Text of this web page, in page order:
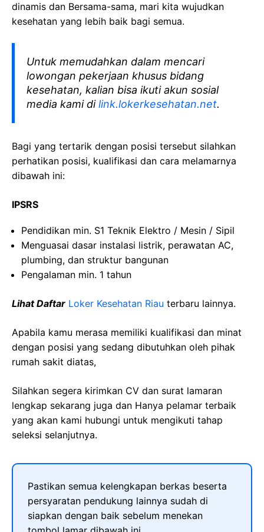
dinamis dan Bersama-sama, mari kita wujudkan
kesehatan yang lebih baik bagi semua.
Untuk memudahkan dalam mencari
lowongan pekerjaan khusus bidang
kesehatan, kalian bisa ikuti akun sosial
media kami dilink.lokerkesehatan.net.
Bagi yang tertarik dengan posisi tersebut silahkan
perhatikan posisi, kualifikasi dan cara melamarnya
dibawah ini:
IPSRS
Pendidikan min. S1 Teknik Elektro / Mesin / Sipil
Menguasai dasar instalasi listrik, perawatan AC,
plumbing, dan struktur bangunan
Pengalaman min. 1 tahun
Lihat Daftar Loker Kesehatan Riau terbaru lainnya.
Apabila kamu merasa memiliki kualifikasi dan minat
dengan posisi yang sedang dibutuhkan oleh pihak
rumah sakit diatas,
Silahkan segera kirimkan CV dan surat lamaran
lengkap sekarang juga dan Hanya pelamar terbaik
yang akan kami hubungi untuk mengikuti tahap
seleksi selanjutnya.
Pastikan semua kelengkapan berkas beserta
persyaratan pendukung lainnya sudah di
siapkan dengan baik sebelum menekan